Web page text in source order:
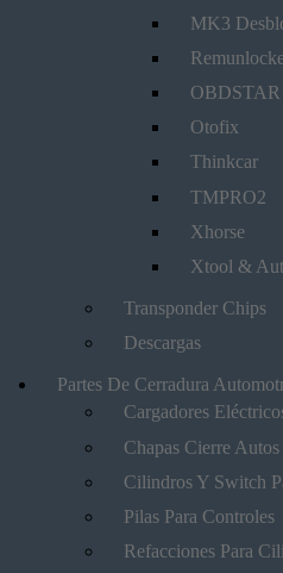
MK3
OBDSTAR
Otofix
Thinkcar
TMPRO2
Xhorse
Xtool &
Transponder Chips
Descargas
Partes De Cerradura
Cargadores
Chapas Cierre Autos
Cilindros Y Switch
Pilas Para Controles
Refacciones Para